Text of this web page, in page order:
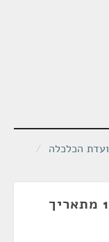
ועדת הכלכלה /
ישיבת ועדה של הכנסת ה-18 מתאריך